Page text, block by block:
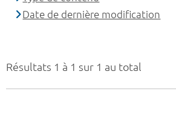
Résultats 1 à 1 sur 1 au total
Date de dernière modification